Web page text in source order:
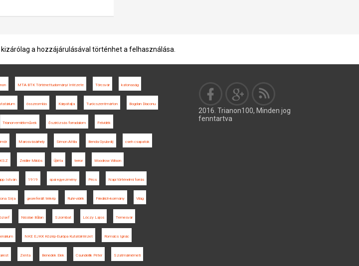
a hozzájárulásával történhet a felhasználása.
MTA BTK Történettudományi Intézete Törcsvár katonaság
statárium összeomlás Kárpátalja Turócszentmárton Bogdan Diaconu
Trianon-emlékművek őszirózsás forradalom Felvidék
Marosvásárhely Simon Attila Benda Gyula-díj cseh csapatok
Zeidler Miklós Újléta terror Woodrow Wilson
István 1919 spai egyezmény Pécs Napi történelmi forrás
Sírja georeferált térkép Ruhr-vidék Friedrich-kormány Világ
Nicolae Bălan Szombat Lóczy Lajos Temesvár
NKE EJKK Közép-Európa Kutatóintézet Romsics Ignác
Zenta Benedek Elek Csunderlik Péter Szatmárnémeti
2016. Trianon100, Minden jog
fenntartva